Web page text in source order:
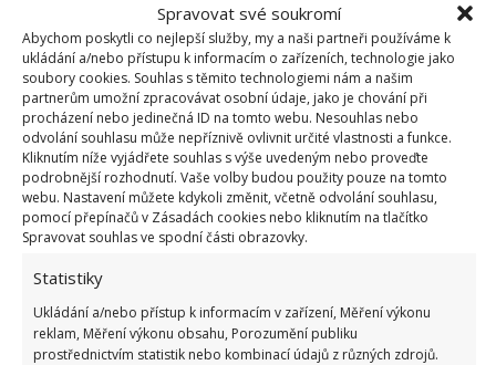
Spravovat své soukromí
Abychom poskytli co nejlepší služby, my a naši partneři používáme k
ukládání a/nebo přístupu k informacím o zařízeních, technologie jako
soubory cookies. Souhlas s těmito technologiemi nám a našim
partnerům umožní zpracovávat osobní údaje, jako je chování při
procházení nebo jedinečná ID na tomto webu. Nesouhlas nebo
odvolání souhlasu může nepříznivě ovlivnit určité vlastnosti a funkce.
Kliknutím níže vyjádřete souhlas s výše uvedeným nebo proveďte
podrobnější rozhodnutí. Vaše volby budou použity pouze na tomto
webu. Nastavení můžete kdykoli změnit, včetně odvolání souhlasu,
pomocí přepínačů v Zásadách cookies nebo kliknutím na tlačítko
Spravovat souhlas ve spodní části obrazovky.
Statistiky
Ukládání a/nebo přístup k informacím v zařízení, Měření výkonu
reklam, Měření výkonu obsahu, Porozumění publiku
prostřednictvím statistik nebo kombinací údajů z různých zdrojů.
Fotografie: Rémi Vincent & Frédérique Dumas
Zároveň se zde nachází také nádherné, dřevěné
schodiště, které vede do prvního patra. V přízemí se
ovšem nachází ještě obývací pokoj se starým,
klasickým kouzlem. Tento elegantní pokoj má
dřevěnou podlahu a hned několik oken, které
pouštějí do místnosti velké množství světla.